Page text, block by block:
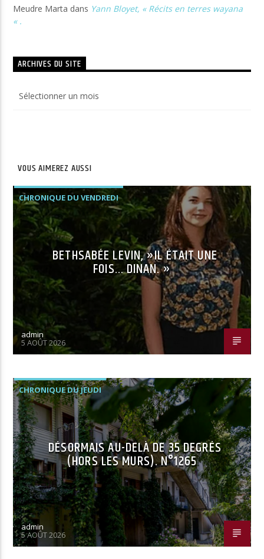
Meudre Marta dans Yann Bloyet, « Récits en terres wayana
« .
ARCHIVES DU SITE
du
VOUS AIMEREZ AUSSI
CHRONIQUE DU VENDREDI
BETHSABÉE LEVIN, »IL ÉTAIT UNE
FOIS… DINAN. »
admin
5 AOÛT 2026
CHRONIQUE DU JEUDI
DÉSORMAIS AU-DELÀ DE 35 DEGRÉS
(HORS LES MURS). N°1265
admin
5 AOÛT 2026